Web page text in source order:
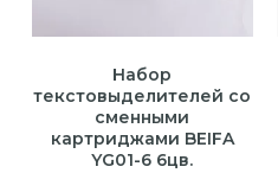
Набор
текстовыделителей со
сменными
картриджами BEIFA
YG01-6 6цв.